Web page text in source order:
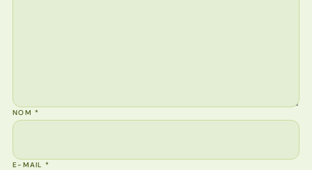
NOM*
E-MAIL*